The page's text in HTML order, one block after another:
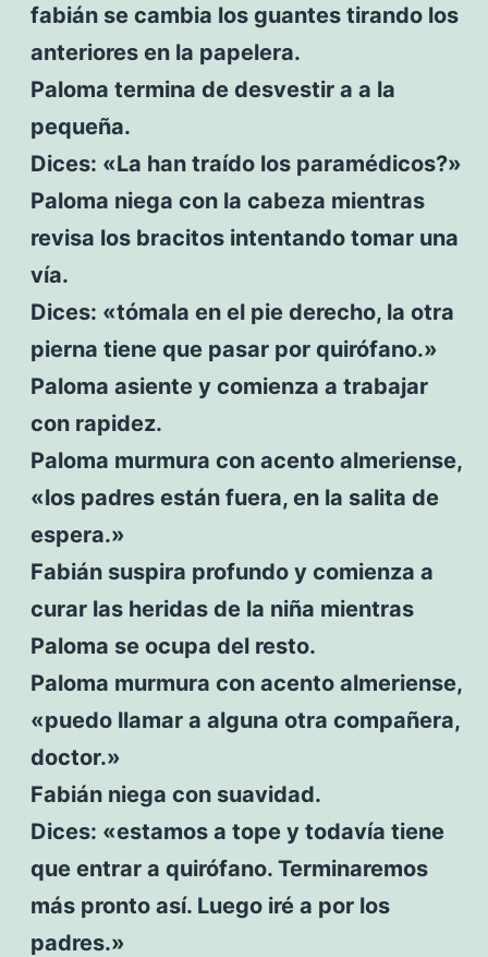
fabián se cambia los guantes tirando los
anteriores en la papelera.
Paloma termina de desvestir a a la
pequeña.
Dices: «La han traído los paramédicos?»
Paloma niega con la cabeza mientras
revisa los bracitos intentando tomar una
vía.
Dices: «tómala en el pie derecho, la otra
pierna tiene que pasar por quirófano.»
Paloma asiente y comienza a trabajar
con rapidez.
Paloma murmura con acento almeriense,
«los padres están fuera, en la salita de
espera.»
Fabián suspira profundo y comienza a
curar las heridas de la niña mientras
Paloma se ocupa del resto.
Paloma murmura con acento almeriense,
«puedo llamar a alguna otra compañera,
doctor.»
Fabián niega con suavidad.
Dices: «estamos a tope y todavía tiene
que entrar a quirófano. Terminaremos
más pronto así. Luego iré a por los
padres.»